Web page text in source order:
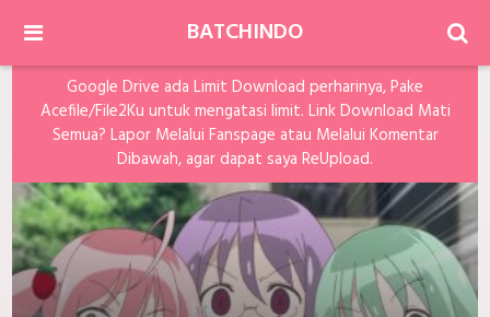
BATCHINDO
Google Drive ada Limit Download perharinya, Pake
Acefile/File2Ku untuk mengatasi limit. Link Download Mati
Semua? Lapor Melalui Fanspage atau Melalui Komentar
Dibawah, agar dapat saya ReUpload.